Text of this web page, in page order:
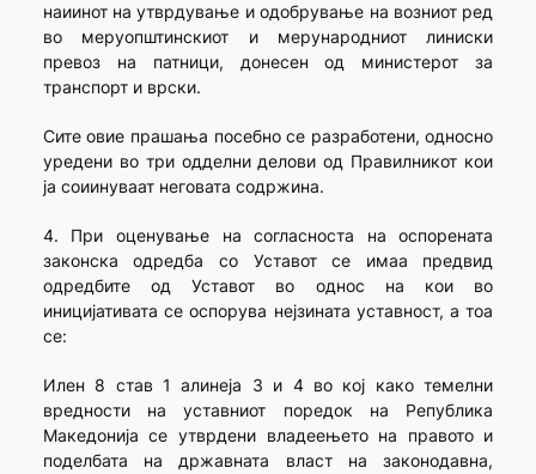
наиинот на утврдување и одобрување на возниот ред
во меруопштинскиот и мерународниот линиски
превоз на патници, донесен од министерот за
транспорт и врски.
Сите овие прашања посебно се разработени, односно
уредени во три одделни делови од Правилникот кои
ја соиинуваат неговата содржина.
4. При оценување на согласноста на оспорената
законска одредба со Уставот се имаа предвид
одредбите од Уставот во однос на кои во
иницијативата се оспорува нејзината уставност, а тоа
се:
Илен 8 став 1 алинеја 3 и 4 во кој како темелни
вредности на уставниот поредок на Република
Македонија се утврдени владеењето на правото и
поделбата на државната власт на законодавна,